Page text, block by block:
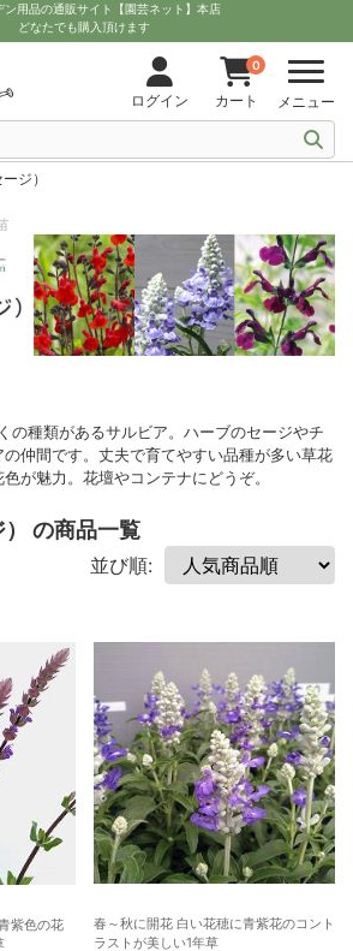
ン用品の通販サイト【園芸ネット】本店
どなたでも購入頂けます
ログイン
0
カート メニュー
ジ）
の種類があるサルビア。ハーブのセージやチ
の仲間です。丈夫で育てやすい品種が多い草花
が魅力。花壇やコンテナにどうぞ。
の商品一覧
並び順:
紫色の花
春～秋に開花 白い花穂に青紫花のコント
ラストが美しい1年草